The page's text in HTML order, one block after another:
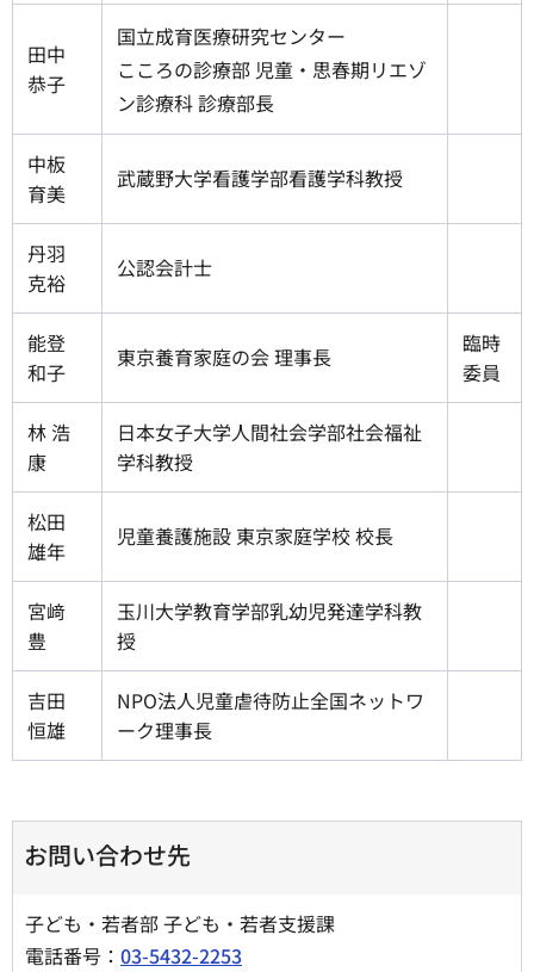
田中
恭子
国立成育医療研究センター
こころの診療部 児童・思春期リエゾ
ン診療科 診療部長
中板
育美
武蔵野大学看護学部看護学科教授
丹羽
克裕
公認会計士
能登
和子
東京養育家庭の会 理事長
臨時
委員
林 浩
康
日本女子大学人間社会学部社会福祉
学科教授
松田
雄年
児童養護施設 東京家庭学校 校長
宮﨑
豊
玉川大学教育学部乳幼児発達学科教
授
吉田
恒雄
NPO法人児童虐待防止全国ネットワ
ーク理事長
お問い合わせ先
子ども・若者部 子ども・若者支援課
電話番号： 03-5432-2253